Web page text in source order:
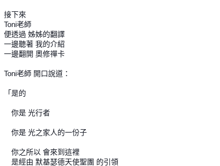
接下來
Toni老師
便透過 姊姊的翻譯
一邊聽著 我的介紹
一邊翻開 奧修禪卡
Toni老師 開口說道：
「是的
你是 光行者
你是 光之家人的一份子
你之所以 會來到這裡
是經由 默基瑟德天使聖團 的引領